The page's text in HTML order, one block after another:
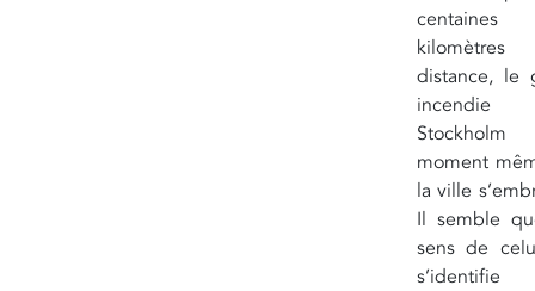
distance, le
moment
la ville
Il semble
sens de
s’identifie